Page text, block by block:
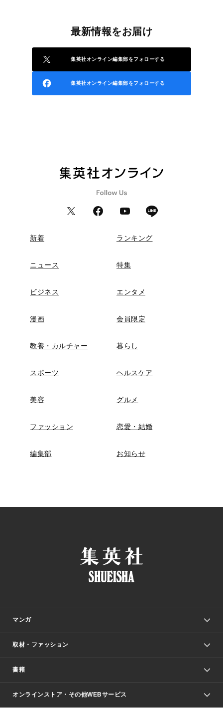
最新情報をお届け
集英社オンライン編集部をフォローする
集英社オンライン編集部をフォローする
新着 ランキング
ニュース 特集
ビジネス エンタメ
漫画 会員限定
教養・カルチャー 暮らし
スポーツ ヘルスケア
美容 グルメ
ファッション 恋愛・結婚
編集部 お知らせ
マンガ
少年マンガ
Vジャンプ
週刊ヤングジャンプ
少女マンガ
取材・ファッション
Seventeen
芸能・情報・スポーツ
書籍
文芸・文庫・総合
オンラインストア・その他WEBサービス